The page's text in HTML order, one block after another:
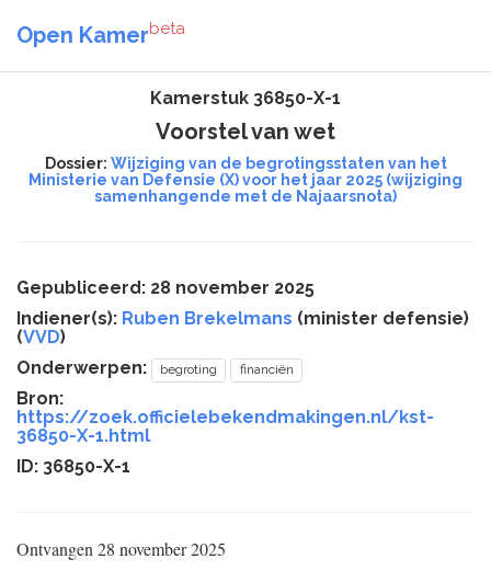
Open Kamerbeta
Kamerstuk 36850-X-1
Voorstel van wet
Dossier: Wijziging van de begrotingsstaten van het
Ministerie van Defensie (X) voor het jaar 2025 (wijziging
samenhangende met de Najaarsnota)
Gepubliceerd: 28 november 2025
Indiener(s): Ruben Brekelmans (minister defensie)
(VVD)
Onderwerpen:
begroting financiën
Bron:
https://zoek.officielebekendmakingen.nl/kst-
36850-X-1.html
ID: 36850-X-1
Ontvangen 28 november 2025